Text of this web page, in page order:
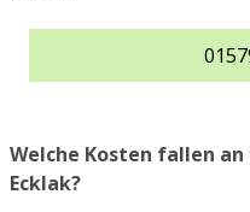
Welche Kosten fallen
Ecklak?